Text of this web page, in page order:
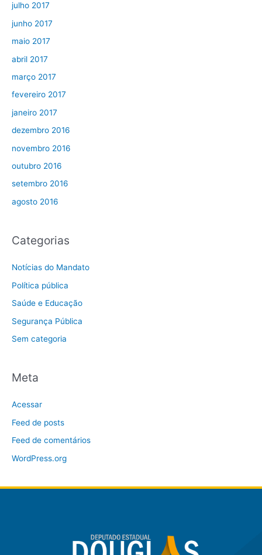
julho 2017
junho 2017
maio 2017
abril 2017
março 2017
fevereiro 2017
janeiro 2017
dezembro 2016
novembro 2016
outubro 2016
setembro 2016
agosto 2016
Categorias
Notícias do Mandato
Política pública
Saúde e Educação
Segurança Pública
Sem categoria
Meta
Acessar
Feed de posts
Feed de comentários
WordPress.org